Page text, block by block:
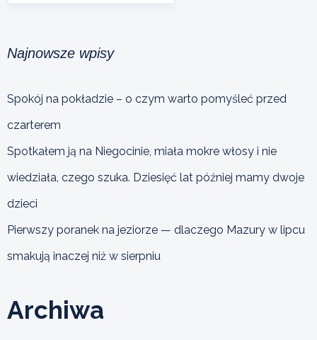
Najnowsze wpisy
Spokój na pokładzie – o czym warto pomyśleć przed
czarterem
Spotkałem ją na Niegocinie, miała mokre włosy i nie
wiedziała, czego szuka. Dziesięć lat później mamy dwoje
dzieci
Pierwszy poranek na jeziorze — dlaczego Mazury w lipcu
smakują inaczej niż w sierpniu
Archiwa